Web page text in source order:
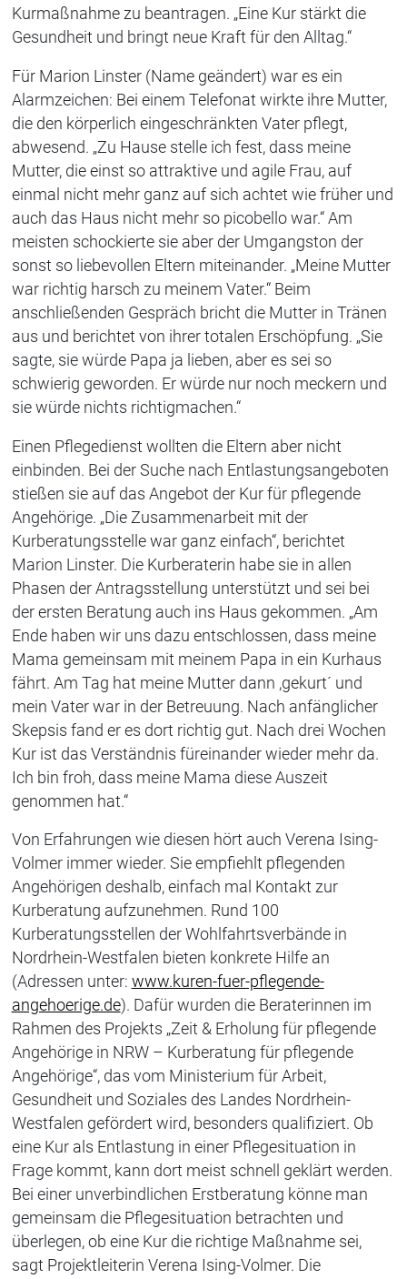
Kurmaßnahme zu beantragen. „Eine Kur stärkt die
Gesundheit und bringt neue Kraft für den Alltag.“
Für Marion Linster (Name geändert) war es ein
Alarmzeichen: Bei einem Telefonat wirkte ihre Mutter,
die den körperlich eingeschränkten Vater pflegt,
abwesend. „Zu Hause stelle ich fest, dass meine
Mutter, die einst so attraktive und agile Frau, auf
einmal nicht mehr ganz auf sich achtet wie früher und
auch das Haus nicht mehr so picobello war.“ Am
meisten schockierte sie aber der Umgangston der
sonst so liebevollen Eltern miteinander. „Meine Mutter
war richtig harsch zu meinem Vater.“ Beim
anschließenden Gespräch bricht die Mutter in Tränen
aus und berichtet von ihrer totalen Erschöpfung. „Sie
sagte, sie würde Papa ja lieben, aber es sei so
schwierig geworden. Er würde nur noch meckern und
sie würde nichts richtigmachen.“
Einen Pflegedienst wollten die Eltern aber nicht
einbinden. Bei der Suche nach Entlastungsangeboten
stießen sie auf das Angebot der Kur für pflegende
Angehörige. „Die Zusammenarbeit mit der
Kurberatungsstelle war ganz einfach“, berichtet
Marion Linster. Die Kurberaterin habe sie in allen
Phasen der Antragsstellung unterstützt und sei bei
der ersten Beratung auch ins Haus gekommen. „Am
Ende haben wir uns dazu entschlossen, dass meine
Mama gemeinsam mit meinem Papa in ein Kurhaus
fährt. Am Tag hat meine Mutter dann ,gekurt´ und
mein Vater war in der Betreuung. Nach anfänglicher
Skepsis fand er es dort richtig gut. Nach drei Wochen
Kur ist das Verständnis füreinander wieder mehr da.
Ich bin froh, dass meine Mama diese Auszeit
genommen hat.“
Von Erfahrungen wie diesen hört auch Verena Ising-
Volmer immer wieder. Sie empfiehlt pflegenden
Angehörigen deshalb, einfach mal Kontakt zur
Kurberatung aufzunehmen. Rund 100
Kurberatungsstellen der Wohlfahrtsverbände in
Nordrhein-Westfalen bieten konkrete Hilfe an
(Adressen unter: www.kuren-fuer-pflegende-
angehoerige.de). Dafür wurden die Beraterinnen im
Rahmen des Projekts „Zeit & Erholung für pflegende
Angehörige in NRW – Kurberatung für pflegende
Angehörige“, das vom Ministerium für Arbeit,
Gesundheit und Soziales des Landes Nordrhein-
Westfalen gefördert wird, besonders qualifiziert. Ob
eine Kur als Entlastung in einer Pflegesituation in
Frage kommt, kann dort meist schnell geklärt werden.
Bei einer unverbindlichen Erstberatung könne man
gemeinsam die Pflegesituation betrachten und
überlegen, ob eine Kur die richtige Maßnahme sei,
sagt Projektleiterin Verena Ising-Volmer. Die